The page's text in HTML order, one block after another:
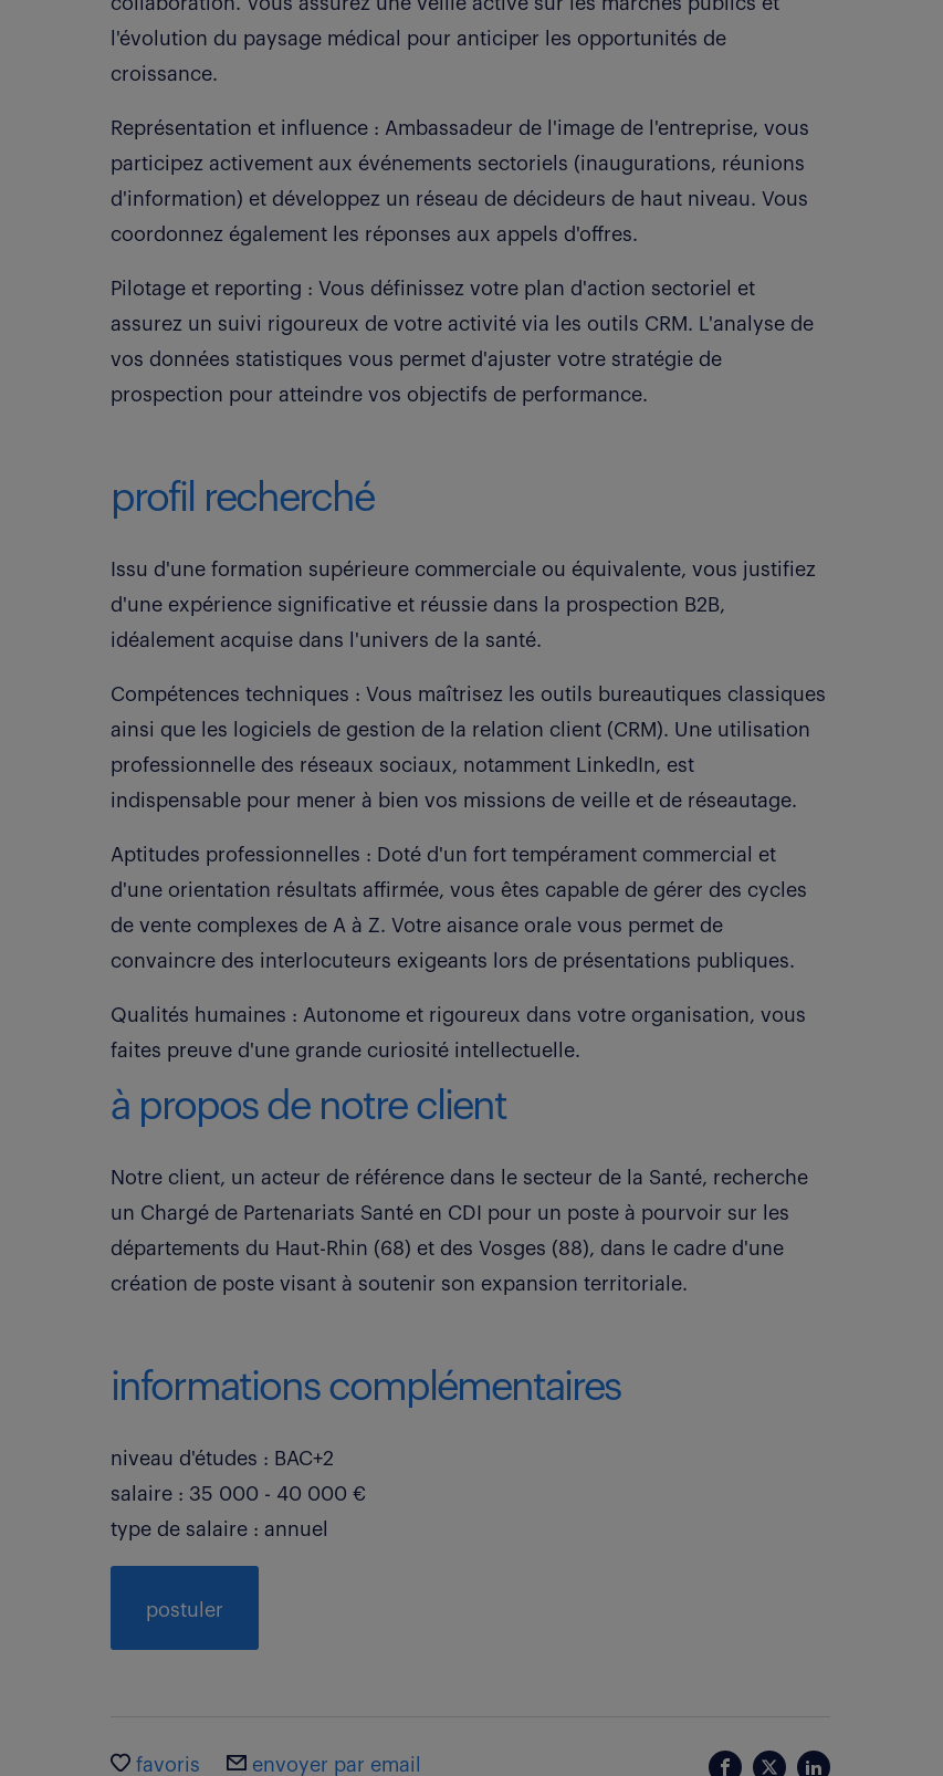
l'évolution du paysage médical pour anticiper les opportunités de
croissance.
Représentation et influence : Ambassadeur de l'image de l'entreprise, vous
participez activement aux événements sectoriels (inaugurations, réunions
d'information) et développez un réseau de décideurs de haut niveau. Vous
coordonnez également les réponses aux appels d'offres.
Pilotage et reporting : Vous définissez votre plan d'action sectoriel et
assurez un suivi rigoureux de votre activité via les outils CRM. L'analyse de
vos données statistiques vous permet d'ajuster votre stratégie de
prospection pour atteindre vos objectifs de performance.
profil recherché
Issu d'une formation supérieure commerciale ou équivalente, vous justifiez
d'une expérience significative et réussie dans la prospection B2B,
idéalement acquise dans l'univers de la santé.
Compétences techniques : Vous maîtrisez les outils bureautiques classiques
ainsi que les logiciels de gestion de la relation client (CRM). Une utilisation
professionnelle des réseaux sociaux, notamment LinkedIn, est
indispensable pour mener à bien vos missions de veille et de réseautage.
Aptitudes professionnelles : Doté d'un fort tempérament commercial et
d'une orientation résultats affirmée, vous êtes capable de gérer des cycles
de vente complexes de A à Z. Votre aisance orale vous permet de
convaincre des interlocuteurs exigeants lors de présentations publiques.
Qualités humaines : Autonome et rigoureux dans votre organisation, vous
faites preuve d'une grande curiosité intellectuelle.
à propos de notre client
Notre client, un acteur de référence dans le secteur de la Santé, recherche
un Chargé de Partenariats Santé en CDI pour un poste à pourvoir sur les
départements du Haut-Rhin (68) et des Vosges (88), dans le cadre d'une
création de poste visant à soutenir son expansion territoriale.
informations complémentaires
niveau d'études : BAC+2
salaire : 35 000 - 40 000 €
type de salaire : annuel
postuler
favoris envoyer par email